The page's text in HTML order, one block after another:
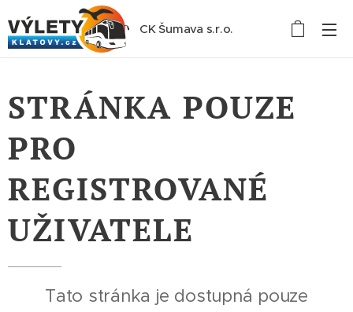
CK Šumava s.r.o.
STRÁNKA POUZE
PRO
REGISTROVANÉ
UŽIVATELE
Tato stránka je dostupná pouze